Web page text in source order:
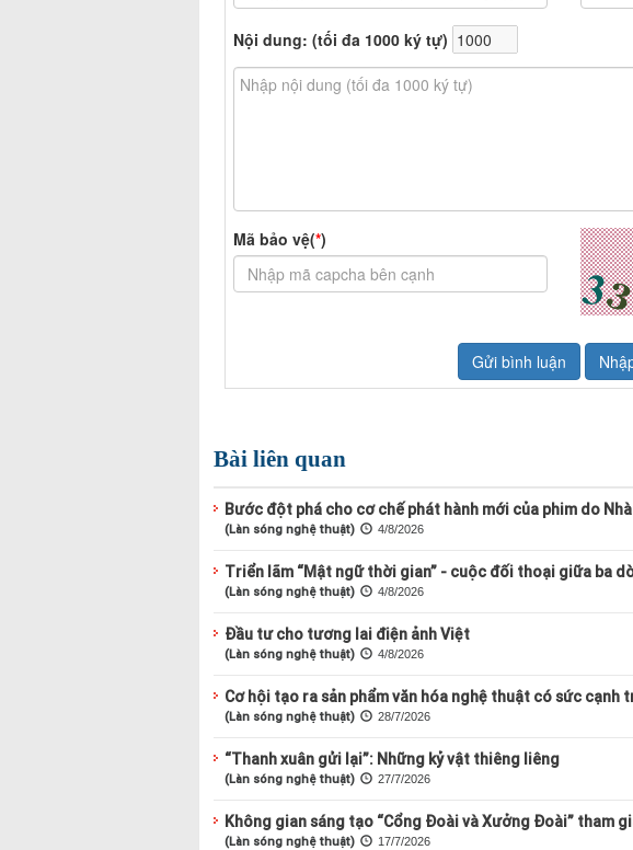
Bài liên quan
Bước đột phá cho cơ chế phát hành mới của phim do
(Làn sóng nghệ thuật) 4/8/2026
Triển lãm “Mật ngữ thời gian” - cuộc đối thoại giữa ba
(Làn sóng nghệ thuật) 4/8/2026
Đầu tư cho tương lai điện ảnh Việt
(Làn sóng nghệ thuật) 4/8/2026
Cơ hội tạo ra sản phẩm văn hóa nghệ thuật có sức cạnh
(Làn sóng nghệ thuật) 28/7/2026
“Thanh xuân gửi lại”: Những kỷ vật thiêng liêng
(Làn sóng nghệ thuật) 27/7/2026
Không gian sáng tạo “Cổng Đoài và Xưởng Đoài” tham
(Làn sóng nghệ thuật) 17/7/2026